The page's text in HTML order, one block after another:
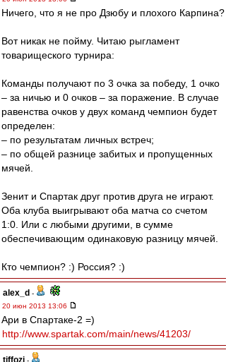
Ничего, что я не про Дзюбу и плохого Карпина?
Вот никак не пойму. Читаю рыгламент
товарищеского турнира:
Команды получают по 3 очка за победу, 1 очко
– за ничью и 0 очков – за поражение. В случае
равенства очков у двух команд чемпион будет
определен:
– по результатам личных встреч;
– по общей разнице забитых и пропущенных
мячей.
Зенит и Спартак друг против друга не играют.
Оба клуба выигрывают оба матча со счетом
1:0. Или с любыми другими, в сумме
обеспечивающим одинаковую разницу мячей.
Кто чемпион? :) Россия? :)
alex_d -
20 июн 2013 13:06
Ари в Спартаке-2 =)
http://www.spartak.com/main/news/41203/
tiffozi -